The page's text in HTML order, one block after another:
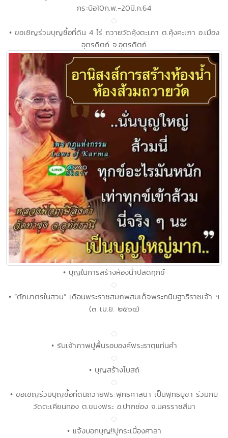
กระบือ10ก.พ.-20มี.ค.64
• ขอเชิญร่วมบุญซื้อที่ดิน 4 ไร่ ถวายวัดคุ้งตะเภา ต.คุ้งคะเภา อ.เมือง
อุตรดิตถ์ จ.อุตรดิตถ์
• บุญในการสร้างห้องน้ำปลดทุกข์
• “ตักบาตรในสวน” เดือนพระราชสมภพสมเด็จพระกนิษฐาธิราชเจ้า ฯ
(๓ เม.ย. ๒๕๖๔)
• รับเจ้าภาพปูพื้นรอบองค์พระธาตุแท่นคำ
• บุญสร้างโบสถ์
• ขอเชิญร่วมบุญซื้อที่ดินถวายพระพุทธศาสนา เป็นพุทธบูชา ร่วมกับ
วัดตะเคียนทอง ต.ขนงพระ อ.ปากช่อง จ.นครราชสีมา
• แจ้งบอกบุญ!!ปูกระเบื้องศาลา